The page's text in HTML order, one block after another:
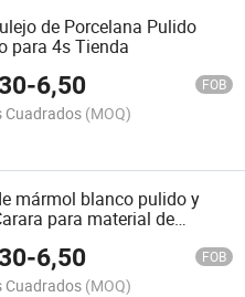
de Porcelana Pulido
para 4s Tienda
-6,50 FOB
Cuadrados (MOQ)
mármol blanco pulido y
para material de
-6,50 FOB
Cuadrados (MOQ)